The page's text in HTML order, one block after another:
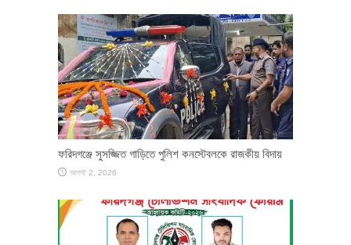
ফরিদগঞ্জে সুসজ্জিত গাড়িতে পুলিশ কনস্টেবলকে রাজকীয় বিদায়
আগস্ট 2, 2026